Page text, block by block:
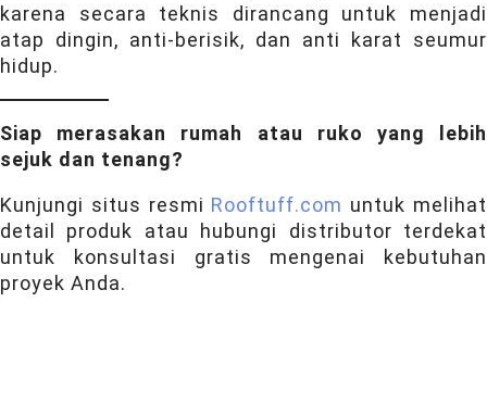
karena secara teknis dirancang untuk menjadi
atap dingin, anti-berisik, dan anti karat seumur
hidup.
Siap merasakan rumah atau ruko yang lebih
sejuk dan tenang?
Kunjungi situs resmi Rooftuff.com untuk melihat
detail produk atau hubungi distributor terdekat
untuk konsultasi gratis mengenai kebutuhan
proyek Anda.